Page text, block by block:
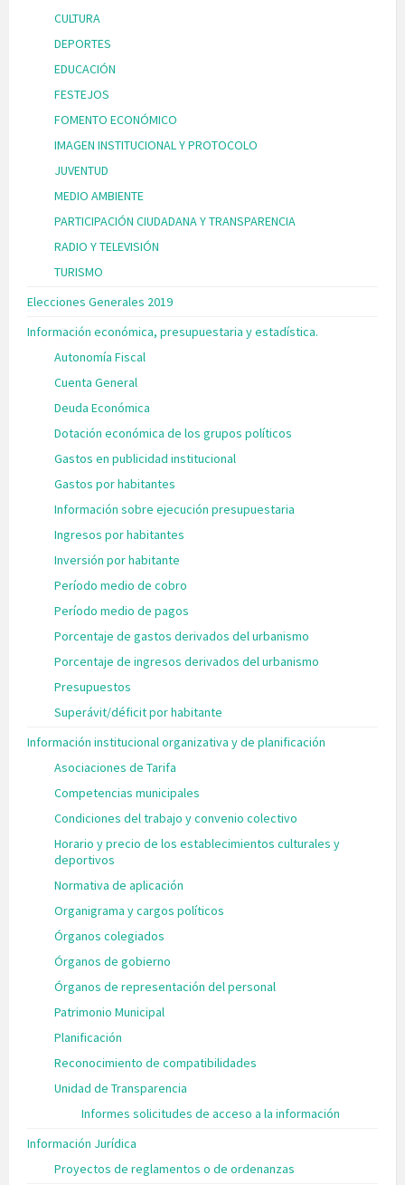
CULTURA
DEPORTES
EDUCACIÓN
FESTEJOS
FOMENTO ECONÓMICO
IMAGEN INSTITUCIONAL Y PROTOCOLO
JUVENTUD
MEDIO AMBIENTE
PARTICIPACIÓN CIUDADANA Y TRANSPARENCIA
RADIO Y TELEVISIÓN
TURISMO
Elecciones Generales 2019
Información económica, presupuestaria y estadística.
Autonomía Fiscal
Cuenta General
Deuda Económica
Dotación económica de los grupos políticos
Gastos en publicidad institucional
Gastos por habitantes
Información sobre ejecución presupuestaria
Ingresos por habitantes
Inversión por habitante
Período medio de cobro
Período medio de pagos
Porcentaje de gastos derivados del urbanismo
Porcentaje de ingresos derivados del urbanismo
Presupuestos
Superávit/déficit por habitante
Información institucional organizativa y de planificación
Asociaciones de Tarifa
Competencias municipales
Condiciones del trabajo y convenio colectivo
Horario y precio de los establecimientos culturales y
deportivos
Normativa de aplicación
Organigrama y cargos políticos
Órganos colegiados
Órganos de gobierno
Órganos de representación del personal
Patrimonio Municipal
Planificación
Reconocimiento de compatibilidades
Unidad de Transparencia
Informes solicitudes de acceso a la información
Información Jurídica
Proyectos de reglamentos o de ordenanzas